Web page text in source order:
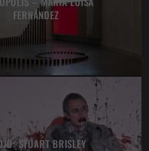
FERNÁNDEZ
STUART BRISLEY